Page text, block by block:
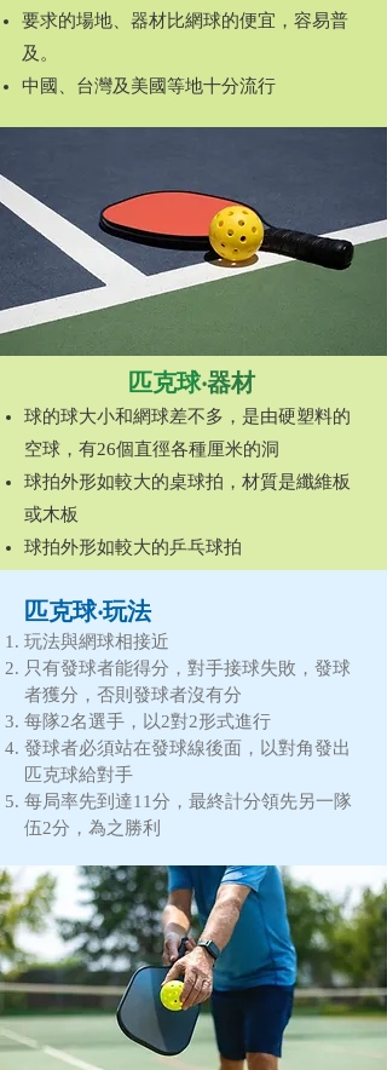
​新興運動好處
要求的場地、器材比網球的便宜，容易普
及。
​中國、台灣及美國等地十分流行
匹克球‧器材
球的球大小和網球差不多，是由硬塑料的
空球，有26個直徑各種厘米的洞
球拍外形如較大的桌球拍，材質是纖維板
或木板
球拍外形如較大的乒乓球拍
匹克球‧玩法
玩法與網球相接近
只有發球者能得分，對手接球失敗，發球
者獲分，否則發球者沒有分
每隊2名選手，以2對2形式進行
發球者必須站在發球線後面，以對角發出
匹克球給對手
每局率先到達11分，最終計分領先另一隊
伍2分，為之勝利